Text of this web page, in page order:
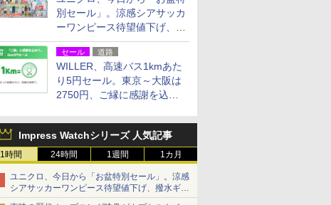
別セール」。涼感シアサッカ
ーワンピース待望値下げ、撥
水ギアショーツは1990円に
セール 道路
WILLER、高速バス1kmあた
り5円セール。東京～大阪は
2750円、ご縁に感謝を込め
Impress Watchシリーズ 人気記事
1時間 24時間 1週間 1カ月
ユニクロ、今日から「お盆特別セール」。涼感
シアサッカーワンピース待望値下げ、撥水ギア
ショーツは1990円に